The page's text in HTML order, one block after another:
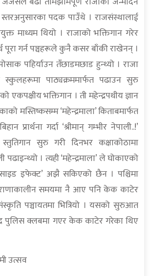
पदक पाउँथे । राजसंस्थालाई
माध्यम थियो । राजाको भक्तिगान गरेर
पूरा गर्न पञ्चहरूले कुनै कसर बाँकी राखेनन् ।
पहिर्याउन तँछाडमछाड हुन्थ्यो । राजा
स्कुलहरूमा पाठ्यक्रममार्फत पढाउन सुरु
एकपक्षीय भक्तिगान । ती महेन्द्रपथीय ज्ञान
मस्तिष्कसम्म ‘महेन्द्रमाला’ किताबमार्फत
प्रार्थना गर्दा ‘श्रीमान् गम्भीर नेपाली..!’
सुरु गरी दिनभर कक्षाकोठामा
। त्यही ‘महेन्द्रमाला’ ले घोकाएको
‘साइड इफेक्ट’ अझै सकिएको छैन । पश्चिमा
समयमा नै आए पनि केक काटेर
पञ्चायतमा भित्रियो । यसको सुरुआत
पुलिस क्लबमा गएर केक काटेर गरेका थिए
उत्सव